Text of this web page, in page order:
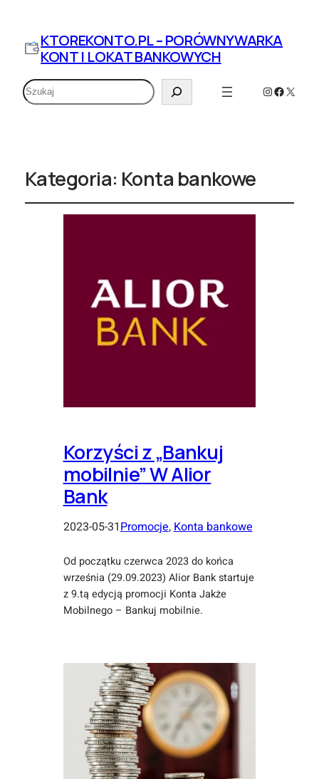
KTOREKONTO.PL – PORÓWNYWARKA
KONT I LOKAT BANKOWYCH
Szukaj Instagram
X
Kategoria: Konta bankowe
Korzyści z „Bankuj
mobilnie” W Alior
Bank
2023-05-31Promocje, Konta bankowe
Od początku czerwca 2023 do końca
września (29.09.2023) Alior Bank startuje
z 9.tą edycją promocji Konta Jakże
Mobilnego – Bankuj mobilnie.